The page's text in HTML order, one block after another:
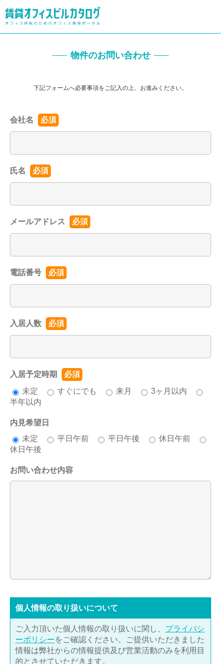
物件のお問い合わせ
下記フォームへ必要事項をご記入の上、お進みください。
会社名 必須
氏名 必須
メールアドレス 必須
電話番号 必須
入居人数 必須
入居予定時期
必須
未定
すぐにでも 来月
3ヶ月以内
半年以内
内見希望日
未定
平日午前 平日午後
休日午前
休日午後
お問い合わせ内容
個⼈情報の取り扱いについて
ご入力頂いた個人情報の取り扱いに関し、 プライバシ
ーポリシーをご確認ください。ご提供いただきました
情報は弊社からの情報提供及び営業活動のみを利用目
的とさせていただきます。